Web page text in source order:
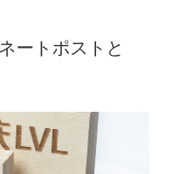
ートポストと